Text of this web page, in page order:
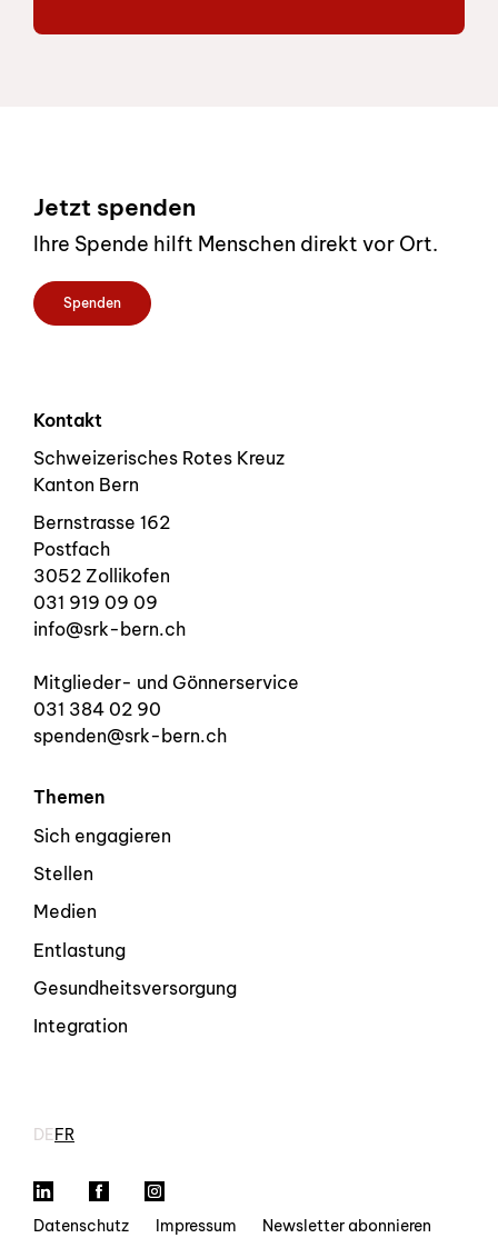
Jetzt spenden
Ihre Spende hilft Menschen direkt vor Ort.
Spenden
Kontakt
Schweizerisches Rotes Kreuz
Kanton Bern
Bernstrasse 162
Postfach
3052 Zollikofen
031 919 09 09
info@srk-bern.ch
Mitglieder- und Gönnerservice
031 384 02 90
spenden@srk-bern.ch
Themen
Sich engagieren
Stellen
Medien
Entlastung
Gesundheitsversorgung
Integration
DEFR
LinkedIn Facebook
Datenschutz Impressum Newsletter abonnieren